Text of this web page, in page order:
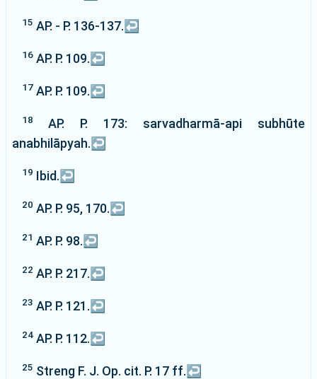
15 AP. - P. 136-137.↩
16AP. P. 109.↩
17AP. P. 109.↩
18
AP. P. 173: sarvadharmā-api subhūte
anabhilāpyah.↩
19 Ibid.↩
20 AP. P. 95, 170.↩
21 AP. P. 98.↩
22 AP. P. 217.↩
23 AP. P. 121.↩
24AP. P. 112.↩
25 Streng F. J. Op. cit. P. 17 ff.↩